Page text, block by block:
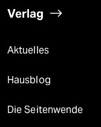
Verlag
Aktuelles
Hausblog
Die Seitenwende